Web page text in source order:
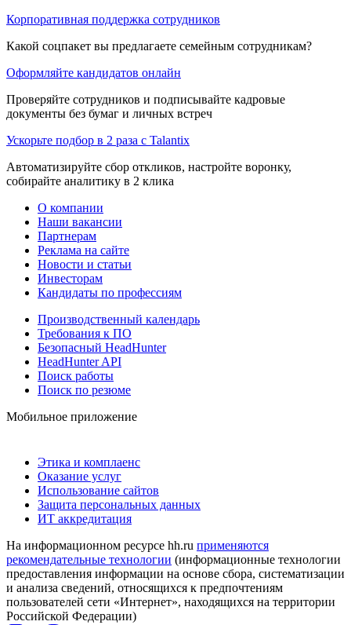
Корпоративная поддержка сотрудников
Какой соцпакет вы предлагаете семейным сотрудникам?
Оформляйте кандидатов онлайн
Проверяйте сотрудников и подписывайте кадровые
документы без бумаг и личных встреч
Ускорьте подбор в 2 раза с Talantix
Автоматизируйте сбор откликов, настройте воронку,
собирайте аналитику в 2 клика
О компании
Наши вакансии
Партнерам
Реклама на сайте
Новости и статьи
Инвесторам
Кандидаты по профессиям
Производственный календарь
Требования к ПО
Безопасный HeadHunter
HeadHunter API
Поиск работы
Поиск по резюме
Мобильное приложение
Этика и комплаенс
Оказание услуг
Использование сайтов
Защита персональных данных
ИТ аккредитация
На информационном ресурсе hh.ru применяются
рекомендательные технологии (информационные технологии
предоставления информации на основе сбора, систематизации
и анализа сведений, относящихся к предпочтениям
пользователей сети «Интернет», находящихся на территории
Российской Федерации)